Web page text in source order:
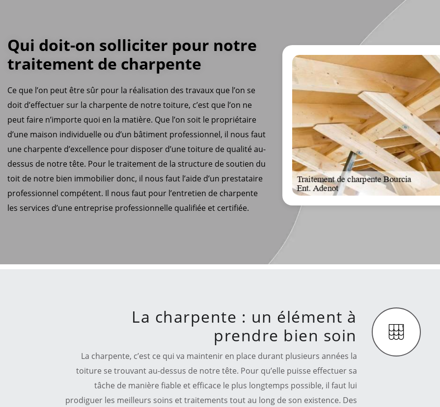
Qui doit-on solliciter pour notre
traitement de charpente
Ce que l’on peut être sûr pour la réalisation des travaux que l’on se
doit d’effectuer sur la charpente de notre toiture, c’est que l’on ne
peut faire n’importe quoi en la matière. Que l’on soit le propriétaire
d’une maison individuelle ou d’un bâtiment professionnel, il nous faut
une charpente d’excellence pour disposer d’une toiture de qualité au-
dessus de notre tête. Pour le traitement de la structure de soutien du
toit de notre bien immobilier donc, il nous faut l’aide d’un prestataire
professionnel compétent. Il nous faut pour l’entretien de charpente
les services d’une entreprise professionnelle qualifiée et certifiée.
La charpente : un élément à
prendre bien soin
La charpente, c’est ce qui va maintenir en place durant plusieurs années la
toiture se trouvant au-dessus de notre tête. Pour qu’elle puisse effectuer sa
tâche de manière fiable et efficace le plus longtemps possible, il faut lui
prodiguer les meilleurs soins et traitements tout au long de son existence. Des